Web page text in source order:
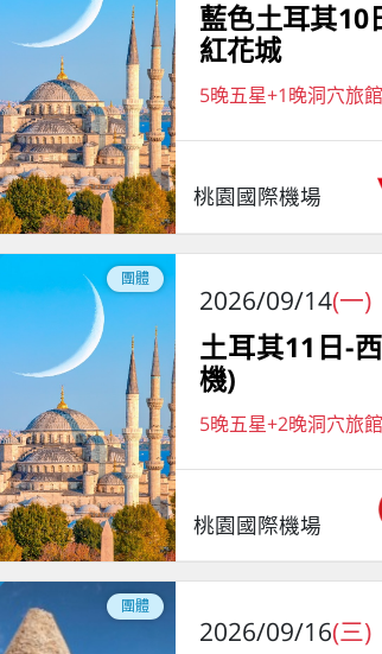
藍色土耳其10
紅花城
5晚五星+1晚洞穴旅館
桃園國際機場
團體
2026/09/14(一)
土耳其11日-
機)
5晚五星+2晚洞穴旅
桃園國際機場
團體
2026/09/16(三)